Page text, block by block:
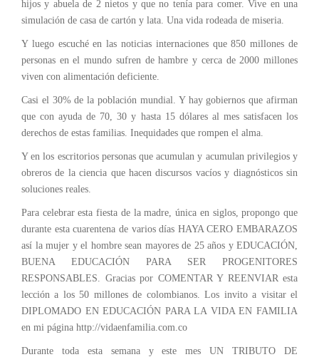
hijos y abuela de 2 nietos y que no tenía para comer. Vive en una
simulación de casa de cartón y lata. Una vida rodeada de miseria.
Y luego escuché en las noticias internaciones que 850 millones de
personas en el mundo sufren de hambre y cerca de 2000 millones
viven con alimentación deficiente.
Casi el 30% de la población mundial. Y hay gobiernos que afirman
que con ayuda de 70, 30 y hasta 15 dólares al mes satisfacen los
derechos de estas familias. Inequidades que rompen el alma.
Y en los escritorios personas que acumulan y acumulan privilegios y
obreros de la ciencia que hacen discursos vacíos y diagnósticos sin
soluciones reales.
Para celebrar esta fiesta de la madre, única en siglos, propongo que
durante esta cuarentena de varios días HAYA CERO EMBARAZOS
así la mujer y el hombre sean mayores de 25 años y EDUCACIÓN,
BUENA EDUCACIÓN PARA SER PROGENITORES
RESPONSABLES. Gracias por COMENTAR Y REENVIAR esta
lección a los 50 millones de colombianos. Los invito a visitar el
DIPLOMADO EN EDUCACIÓN PARA LA VIDA EN FAMILIA
en mi página http://vidaenfamilia.com.co
Durante toda esta semana y este mes UN TRIBUTO DE